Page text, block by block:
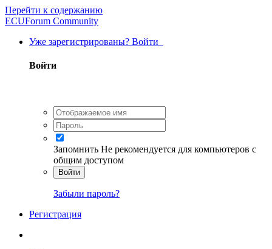
Перейти к содержанию
ECUForum Community
Уже зарегистрированы? Войти
Войти
Запомнить Не рекомендуется для компьютеров с
общим доступом
Войти
Забыли пароль?
Регистрация